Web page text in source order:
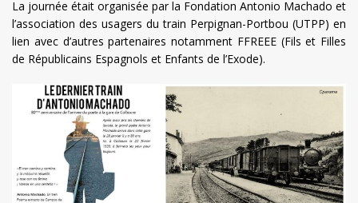
La journée était organisée par la Fondation Antonio Machado et
l’association des usagers du train Perpignan-Portbou (UTPP) en
lien avec d’autres partenaires notamment FFREEE (Fils et Filles
de Républicains Espagnols et Enfants de l’Exode).